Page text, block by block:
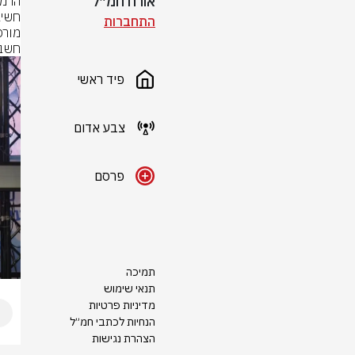
התחברות
פיד ראשי
צבע אדום
פרסם
תמיכה
תנאי שימוש
מדיניות פרטיות
הנחיות לכתבי חמ״ל
הצהרת נגישות